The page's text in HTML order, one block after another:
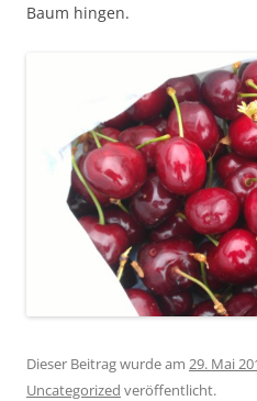
Baum hingen.
Dieser Beitrag wurde am 29. Mai
Uncategorized veröffentlicht.